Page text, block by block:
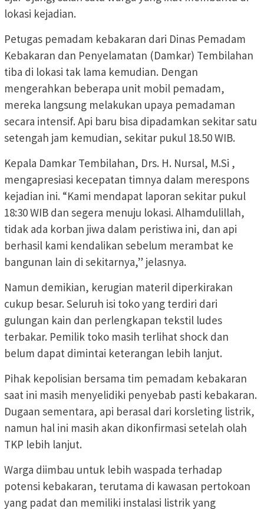
lokasi kejadian.
Petugas pemadam kebakaran dari Dinas Pemadam
Kebakaran dan Penyelamatan (Damkar) Tembilahan
tiba di lokasi tak lama kemudian. Dengan
mengerahkan beberapa unit mobil pemadam,
mereka langsung melakukan upaya pemadaman
secara intensif. Api baru bisa dipadamkan sekitar satu
setengah jam kemudian, sekitar pukul 18.50 WIB.
Kepala Damkar Tembilahan, Drs. H. Nursal, M.Si ,
mengapresiasi kecepatan timnya dalam merespons
kejadian ini. “Kami mendapat laporan sekitar pukul
18:30 WIB dan segera menuju lokasi. Alhamdulillah,
tidak ada korban jiwa dalam peristiwa ini, dan api
berhasil kami kendalikan sebelum merambat ke
bangunan lain di sekitarnya,” jelasnya.
Namun demikian, kerugian materil diperkirakan
cukup besar. Seluruh isi toko yang terdiri dari
gulungan kain dan perlengkapan tekstil ludes
terbakar. Pemilik toko masih terlihat shock dan
belum dapat dimintai keterangan lebih lanjut.
Pihak kepolisian bersama tim pemadam kebakaran
saat ini masih menyelidiki penyebab pasti kebakaran.
Dugaan sementara, api berasal dari korsleting listrik,
namun hal ini masih akan dikonfirmasi setelah olah
TKP lebih lanjut.
Warga diimbau untuk lebih waspada terhadap
potensi kebakaran, terutama di kawasan pertokoan
yang padat dan memiliki instalasi listrik yang